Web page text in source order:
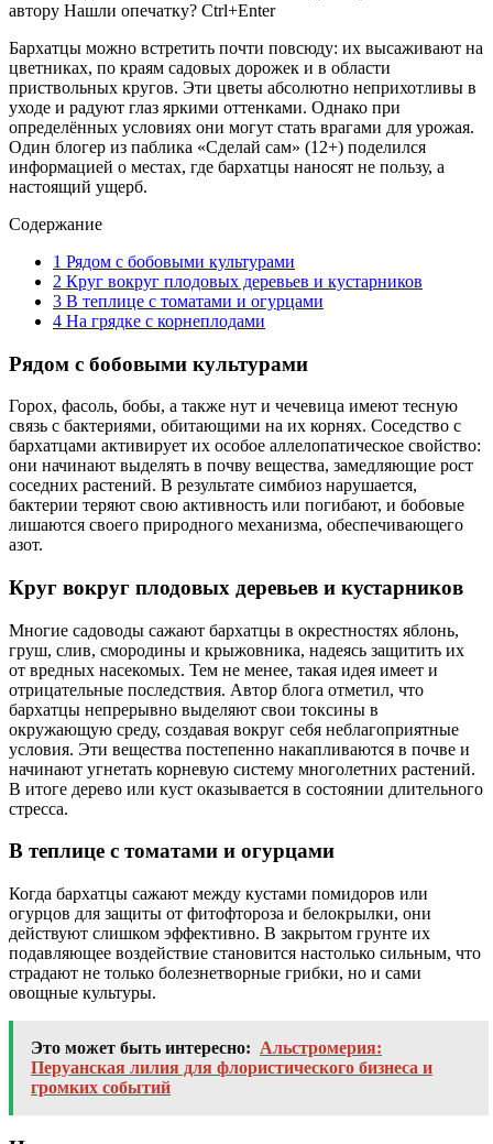
автору Нашли опечатку? Ctrl+Enter
Бархатцы можно встретить почти повсюду: их высаживают на
цветниках, по краям садовых дорожек и в области
приствольных кругов. Эти цветы абсолютно неприхотливы в
уходе и радуют глаз яркими оттенками. Однако при
определённых условиях они могут стать врагами для урожая.
Один блогер из паблика «Сделай сам» (12+) поделился
информацией о местах, где бархатцы наносят не пользу, а
настоящий ущерб.
Содержание
1 Рядом с бобовыми культурами
2 Круг вокруг плодовых деревьев и кустарников
3 В теплице с томатами и огурцами
4 На грядке с корнеплодами
Рядом с бобовыми культурами
Горох, фасоль, бобы, а также нут и чечевица имеют тесную
связь с бактериями, обитающими на их корнях. Соседство с
бархатцами активирует их особое аллелопатическое свойство:
они начинают выделять в почву вещества, замедляющие рост
соседних растений. В результате симбиоз нарушается,
бактерии теряют свою активность или погибают, и бобовые
лишаются своего природного механизма, обеспечивающего
азот.
Круг вокруг плодовых деревьев и кустарников
Многие садоводы сажают бархатцы в окрестностях яблонь,
груш, слив, смородины и крыжовника, надеясь защитить их
от вредных насекомых. Тем не менее, такая идея имеет и
отрицательные последствия. Автор блога отметил, что
бархатцы непрерывно выделяют свои токсины в
окружающую среду, создавая вокруг себя неблагоприятные
условия. Эти вещества постепенно накапливаются в почве и
начинают угнетать корневую систему многолетних растений.
В итоге дерево или куст оказывается в состоянии длительного
стресса.
В теплице с томатами и огурцами
Когда бархатцы сажают между кустами помидоров или
огурцов для защиты от фитофтороза и белокрылки, они
действуют слишком эффективно. В закрытом грунте их
подавляющее воздействие становится настолько сильным, что
страдают не только болезнетворные грибки, но и сами
овощные культуры.
Это может быть интересно: Альстромерия:
Перуанская лилия для флористического бизнеса и
громких событий